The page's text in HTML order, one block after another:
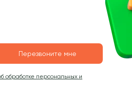
Перезвоните мне
обработке персональных и